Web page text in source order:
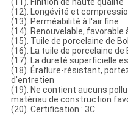
(11). Finition de haute qualité
(12). Longévité et
(13). Perméabilité à l'air fine
(14). Renouvelable, favorable
(15). Tuile de porcelaine de
(16). La tuile de porcelaine
(17). La dureté superficielle
(18). Éraflure-résistant,
d'entretien
(19). Ne contient aucuns
matériau de construction
(20). Certification : 3C